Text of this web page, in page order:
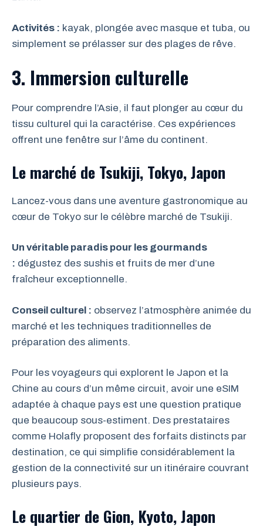
Activités : kayak, plongée avec masque et tuba, ou
simplement se prélasser sur des plages de rêve.
3. Immersion culturelle
Pour comprendre l’Asie, il faut plonger au cœur du
tissu culturel qui la caractérise. Ces expériences
offrent une fenêtre sur l’âme du continent.
Le marché de Tsukiji, Tokyo, Japon
Lancez-vous dans une aventure gastronomique au
cœur de Tokyo sur le célèbre marché de Tsukiji.
Un véritable paradis pour les gourmands
: dégustez des sushis et fruits de mer d’une
fraîcheur exceptionnelle.
Conseil culturel : observez l’atmosphère animée du
marché et les techniques traditionnelles de
préparation des aliments.
Pour les voyageurs qui explorent le Japon et la
Chine au cours d’un même circuit, avoir une eSIM
adaptée à chaque pays est une question pratique
que beaucoup sous-estiment. Des prestataires
comme Holafly proposent des forfaits distincts par
destination, ce qui simplifie considérablement la
gestion de la connectivité sur un itinéraire couvrant
plusieurs pays.
Le quartier de Gion, Kyoto, Japon